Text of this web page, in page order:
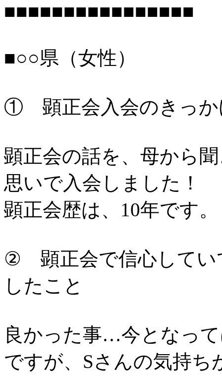
■■■■■■■■■■■■■■■■
■○○県（女性）
① 顕正会入会のきっか
顕正会の話を、母から
思いで入会しました！
顕正会歴は、10年です。
② 顕正会で信心してい
したこと
良かった事…今となっ
ですが、Sさんの気持